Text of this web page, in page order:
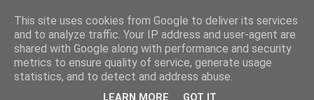
This site uses cookies from Google to deliver its services
and to analyze traffic. Your IP address and user-agent are
shared with Google along with performance and security
metrics to ensure quality of service, generate usage
statistics, and to detect and address abuse.